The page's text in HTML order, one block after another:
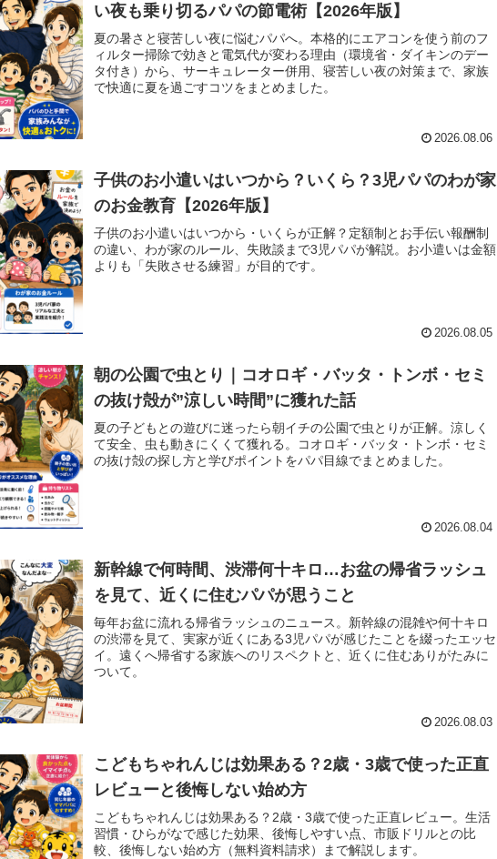
い夜も乗り切るパパの節電術【2026年版】
夏の暑さと寝苦しい夜に悩むパパへ。本格的にエアコンを使う前のフ
ィルター掃除で効きと電気代が変わる理由（環境省・ダイキンのデー
タ付き）から、サーキュレーター併用、寝苦しい夜の対策まで、家族
で快適に夏を過ごすコツをまとめました。
2026.08.06
子供のお小遣いはいつから？いくら？3児パパのわが家
のお金教育【2026年版】
子供のお小遣いはいつから・いくらが正解？定額制とお手伝い報酬制
の違い、わが家のルール、失敗談まで3児パパが解説。お小遣いは金額
よりも「失敗させる練習」が目的です。
2026.08.05
朝の公園で虫とり｜コオロギ・バッタ・トンボ・セミ
の抜け殻が”涼しい時間”に獲れた話
夏の子どもとの遊びに迷ったら朝イチの公園で虫とりが正解。涼しく
て安全、虫も動きにくくて獲れる。コオロギ・バッタ・トンボ・セミ
の抜け殻の探し方と学びポイントをパパ目線でまとめました。
2026.08.04
新幹線で何時間、渋滞何十キロ…お盆の帰省ラッシュ
を見て、近くに住むパパが思うこと
毎年お盆に流れる帰省ラッシュのニュース。新幹線の混雑や何十キロ
の渋滞を見て、実家が近くにある3児パパが感じたことを綴ったエッセ
イ。遠くへ帰省する家族へのリスペクトと、近くに住むありがたみに
ついて。
2026.08.03
こどもちゃれんじは効果ある？2歳・3歳で使った正直
レビューと後悔しない始め方
こどもちゃれんじは効果ある？2歳・3歳で使った正直レビュー。生活
習慣・ひらがなで感じた効果、後悔しやすい点、市販ドリルとの比
較、後悔しない始め方（無料資料請求）まで解説します。